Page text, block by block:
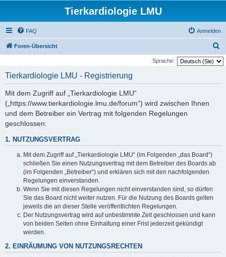
Tierkardiologie LMU
FAQ Anmelden
Foren-Übersicht
u
Sprache:
Tierkardiologie LMU - Registrierung
Mit dem Zugriff auf „Tierkardiologie LMU“
(„https://www.tierkardiologie.lmu.de/forum“) wird zwischen Ihnen
und dem Betreiber ein Vertrag mit folgenden Regelungen
geschlossen:
1. NUTZUNGSVERTRAG
Mit dem Zugriff auf „Tierkardiologie LMU“ (im Folgenden „das Board“)
schließen Sie einen Nutzungsvertrag mit dem Betreiber des Boards ab
(im Folgenden „Betreiber“) und erklären sich mit den nachfolgenden
Regelungen einverstanden.
Wenn Sie mit diesen Regelungen nicht einverstanden sind, so dürfen
Sie das Board nicht weiter nutzen. Für die Nutzung des Boards gelten
jeweils die an dieser Stelle veröffentlichten Regelungen.
Der Nutzungsvertrag wird auf unbestimmte Zeit geschlossen und kann
von beiden Seiten ohne Einhaltung einer Frist jederzeit gekündigt
werden.
2. EINRÄUMUNG VON NUTZUNGSRECHTEN